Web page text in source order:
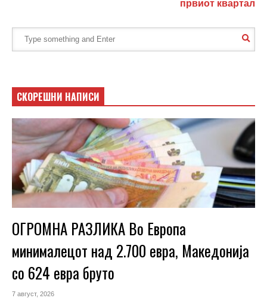
првиот квартал
СКОРЕШНИ НАПИСИ
ОГРОМНА РАЗЛИКА Во Европа
минималецот над 2.700 евра, Македонија
со 624 евра бруто
7 август, 2026